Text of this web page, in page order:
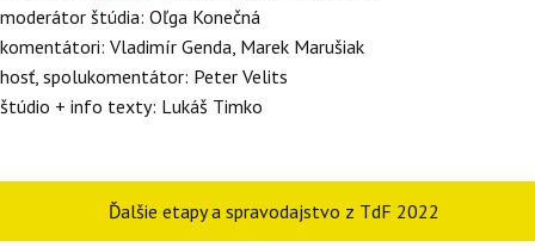
moderátor štúdia: Oľga Konečná
komentátori: Vladimír Genda, Marek Marušiak
hosť, spolukomentátor: Peter Velits
štúdio + info texty: Lukáš Timko
Ďalšie etapy a spravodajstvo z TdF 2022